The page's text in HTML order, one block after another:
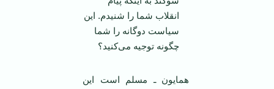
انقلاب شما را شنیدم. این
سیاست دوگانه را شما
چگونه توجیه می‌کنید؟
همایون ـ مسلم است این